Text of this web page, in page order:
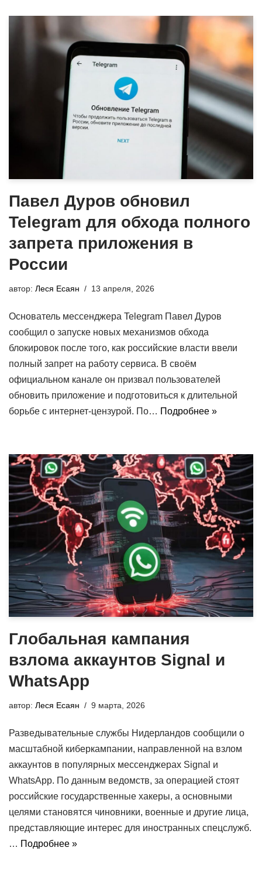
Павел Дуров обновил
Telegram для обхода полного
запрета приложения в
России
автор: Леся Есаян 13 апреля, 2026
Основатель мессенджера Telegram Павел Дуров
сообщил о запуске новых механизмов обхода
блокировок после того, как российские власти ввели
полный запрет на работу сервиса. В своём
официальном канале он призвал пользователей
обновить приложение и подготовиться к длительной
борьбе с интернет-цензурой. По… Подробнее »
Глобальная кампания
взлома аккаунтов Signal и
WhatsApp
автор: Леся Есаян 9 марта, 2026
Разведывательные службы Нидерландов сообщили о
масштабной киберкампании, направленной на взлом
аккаунтов в популярных мессенджерах Signal и
WhatsApp. По данным ведомств, за операцией стоят
российские государственные хакеры, а основными
целями становятся чиновники, военные и другие лица,
представляющие интерес для иностранных спецслужб.
… Подробнее »